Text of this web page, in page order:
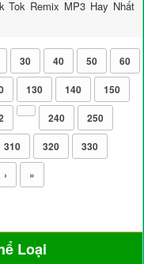
Tok Remix MP3 Hay Nhất
30 40 50
60
130 140
150
240
250
310 320
330
› »
Loại